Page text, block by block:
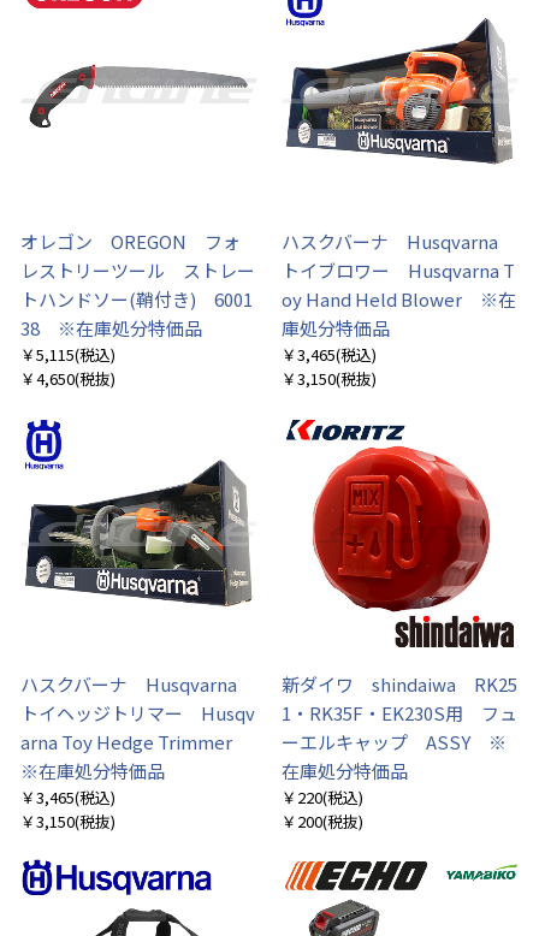
オレゴン OREGON フォ
レストリーツール ストレー
トハンドソー(鞘付き) 6001
38 ※在庫処分特価品
￥5,115(税込)
￥4,650(税抜)
ハスクバーナ Husqvarna
トイブロワー Husqvarna T
oy Hand Held Blower ※在
庫処分特価品
￥3,465(税込)
￥3,150(税抜)
ハスクバーナ Husqvarna
トイヘッジトリマー Husqv
arna Toy Hedge Trimmer
※在庫処分特価品
￥3,465(税込)
￥3,150(税抜)
新ダイワ shindaiwa RK25
1・RK35F・EK230S用 フュ
ーエルキャップ ASSY ※
在庫処分特価品
￥220(税込)
￥200(税抜)